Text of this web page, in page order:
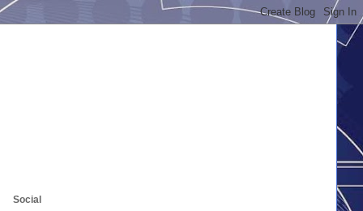
Social